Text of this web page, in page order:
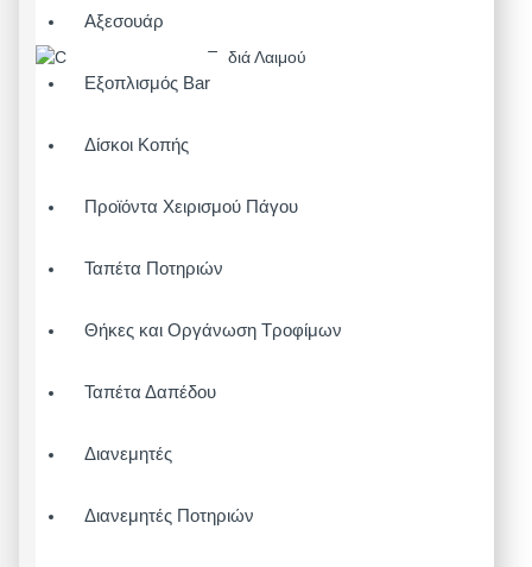
Αξεσουάρ
Εξοπλισμός Bar
Δίσκοι Κοπής
Προϊόντα Χειρισμού Πάγου
Ταπέτα Ποτηριών
Θήκες και Οργάνωση Τροφίμων
Ταπέτα Δαπέδου
Διανεμητές
Διανεμητές Ποτηριών